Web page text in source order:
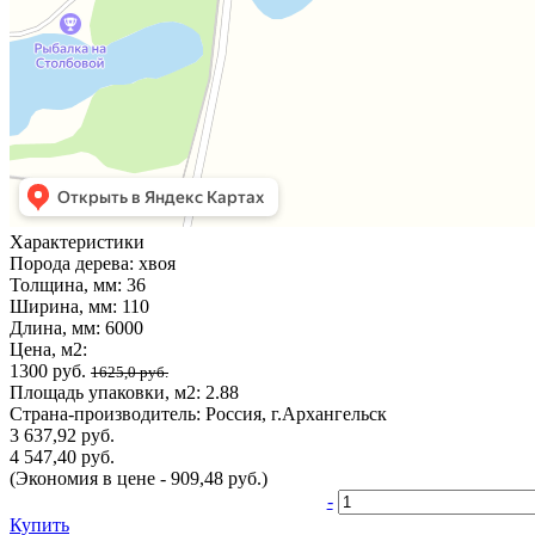
Характеристики
Порода дерева: хвоя
Толщина, мм: 36
Ширина, мм: 110
Длина, мм: 6000
Цена, м2:
1300 руб. 1625,0 руб.
Площадь упаковки, м2: 2.88
Страна-производитель: Россия, г.Архангельск
3 637,92 руб.
4 547,40 руб.
(Экономия в цене - 909,48 руб.)
-
Купить